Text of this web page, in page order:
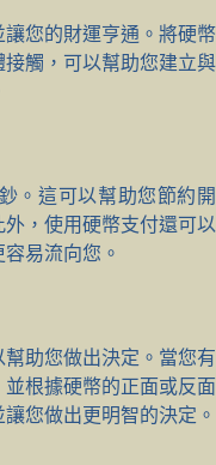
您的財運亨通。將硬幣
觸，可以幫助您建立與
。這可以幫助您節約開
，使用硬幣支付還可以
易流向您。
助您做出決定。當您有
根據硬幣的正面或反面
您做出更明智的決定。